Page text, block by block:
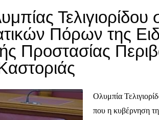
Τελιγιορίδου
Πόρων της
Προστασίας
Ολυμπία
που η κυβέρνηση